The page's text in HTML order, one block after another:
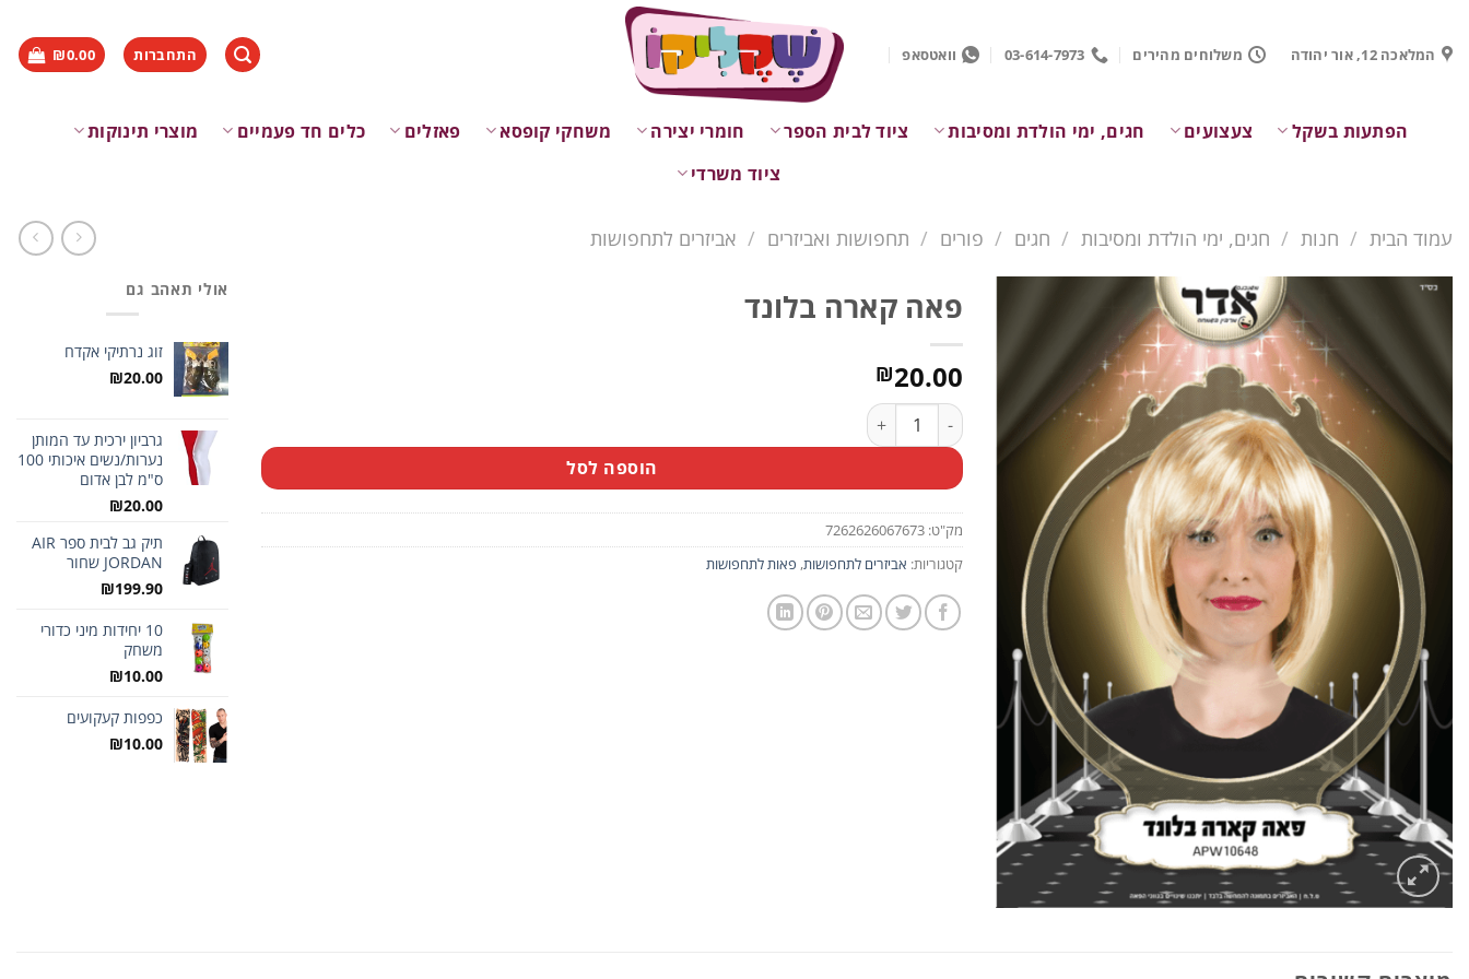
contentהמלאכה 12, אור יהודה משלוחים מהירים 03-614-7973 וואטסאפ התחברות ₪0.00
הפתעות בשקל צעצועים חגים, ימי הולדת ומסיבות ציוד לבית הספר חומרי יצירה משחקי קופסא פאזלים כלים חד פעמיים
מוצרי תינוקות
ציוד משרדי
עמוד הבית / חנות / חגים, ימי הולדת ומסיבות / חגים / פורים / תחפושות ואביזרים / אביזרים לתחפושות
פאה קארה בלונד
₪20.00
כמות של פאה קארה בלונד
הוספה לסל
מק"ט: 7262626067673
קטגוריות: אביזרים לתחפושות, פאות לתחפושות
אולי תאהב גם
זוג נרתיקי אקדח
₪20.00
גרביון ירכית עד המותן
נערות/נשים איכותי 100
ס"מ לבן אדום
₪20.00
תיק גב לבית ספר AIR
JORDAN שחור
₪199.90
10 יחידות מיני כדורי
משחק
₪10.00
כפפות קעקועים
₪10.00